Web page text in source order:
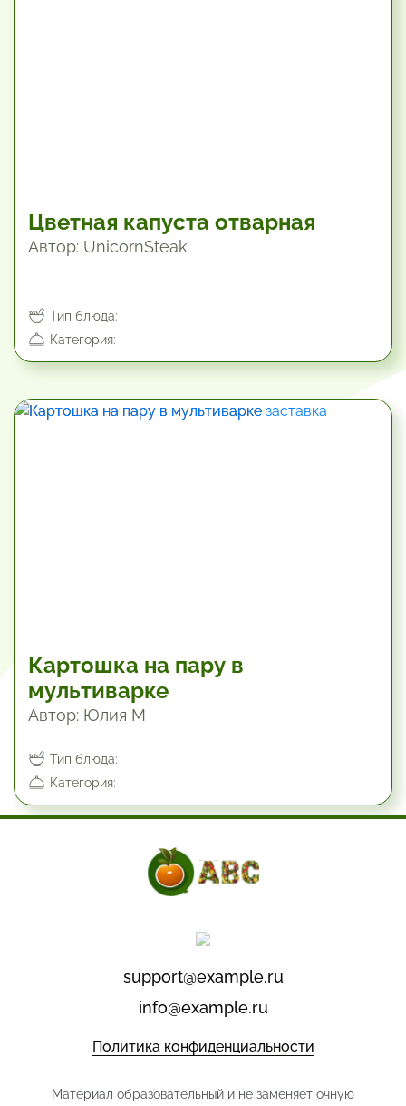
Цветная капуста отварная
Автор: UnicornSteak
Тип блюда:
Категория:
Картошка на пару в
мультиварке
Автор: Юлия М
Тип блюда:
Категория:
support@example.ru
info@example.ru
Политика конфиденциальности
Материал образовательный и не заменяет очную